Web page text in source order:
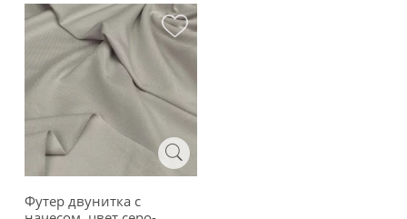
Футер двунитка с